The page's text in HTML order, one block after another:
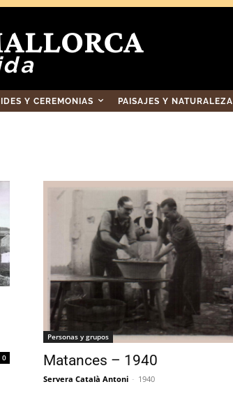
Y CEREMONIAS PAISAJES Y NATURALEZA
0
Personas y grupos
Matances – 1940
Servera Català Antoni - 1940